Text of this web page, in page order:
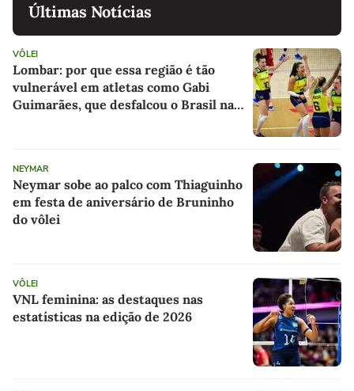
Últimas Notícias
VÔLEI
Lombar: por que essa região é tão
vulnerável em atletas como Gabi
Guimarães, que desfalcou o Brasil na
NEYMAR
Neymar sobe ao palco com Thiaguinho
em festa de aniversário de Bruninho
do vôlei
VÔLEI
VNL feminina: as destaques nas
estatísticas na edição de 2026